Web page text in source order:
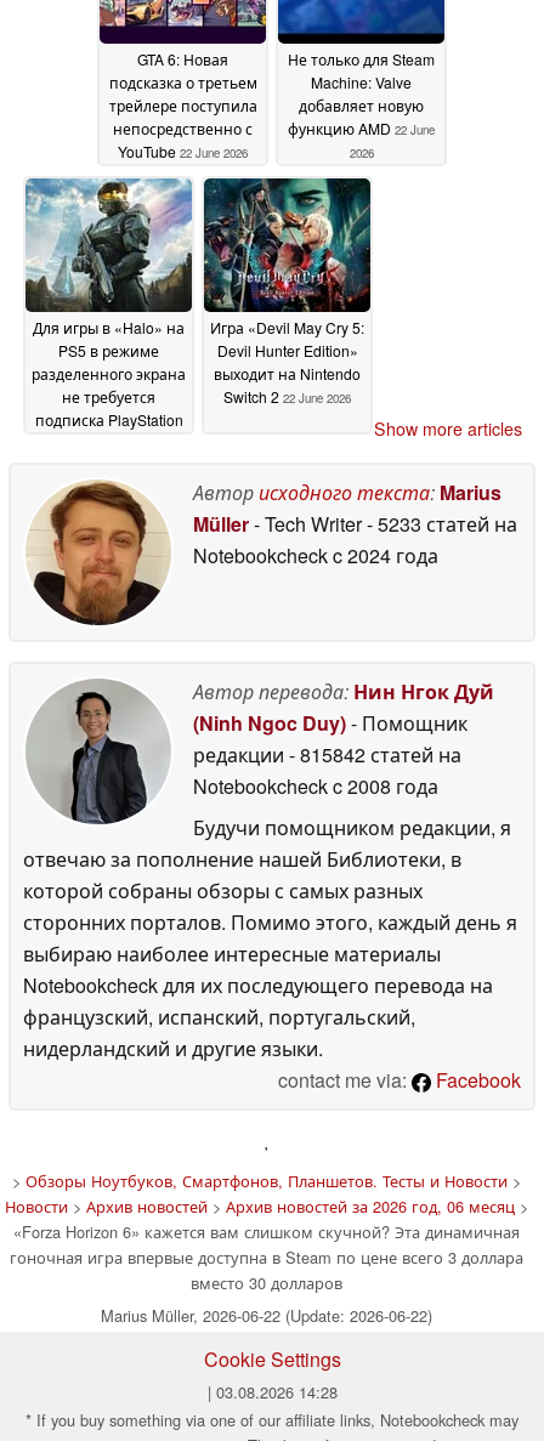
GTA 6: Новая
подсказка о третьем
трейлере поступила
непосредственно с
YouTube 22 June 2026
Не только для Steam
Machine: Valve
добавляет новую
функцию AMD 22 June
2026
Для игры в «Halo» на
PS5 в режиме
разделенного экрана
не требуется
подписка PlayStation
Игра «Devil May Cry 5:
Devil Hunter Edition»
выходит на Nintendo
Switch 2 22 June 2026
Show more articles
Авторисходного текста: Marius
Müller- Tech Writer- 5233 статей на
Notebookcheckc 2024 года
Автор перевода: Нин Нгок Дуй
(Ninh Ngoc Duy)- Помощник
редакции - 815842 статей на
Notebookcheckc 2008 года
Будучи помощником редакции, я
отвечаю за пополнение нашей Библиотеки, в
которой собраны обзоры с самых разных
сторонних порталов. Помимо этого, каждый день я
выбираю наиболее интересные материалы
Notebookcheck для их последующего перевода на
французский, испанский, португальский,
нидерландский и другие языки.
contact me via:
Facebook
'
> Обзоры Ноутбуков, Смартфонов, Планшетов. Тесты и Новости>
Новости> Архив новостей> Архив новостей за 2026 год, 06 месяц>
«Forza Horizon 6» кажется вам слишком скучной? Эта динамичная
гоночная игра впервые доступна в Steam по цене всего 3 доллара
вместо 30 долларов
Marius Müller, 2026-06-22 (Update: 2026-06-22)
Cookie Settings
| 03.08.2026 14:28
* If you buy something via one of our affiliate links, Notebookcheck may